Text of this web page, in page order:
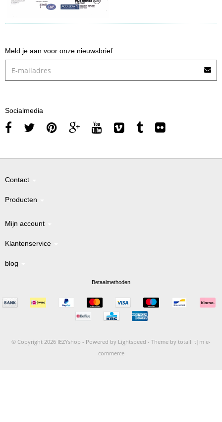
Meld je aan voor onze nieuwsbrief
Socialmedia
Contact
Producten
Mijn account
Klantenservice
blog
Betaalmethoden
© Copyright 2026 IEZYshop - Powered by Lightspeed - Theme by totalli t|m e-
commerce